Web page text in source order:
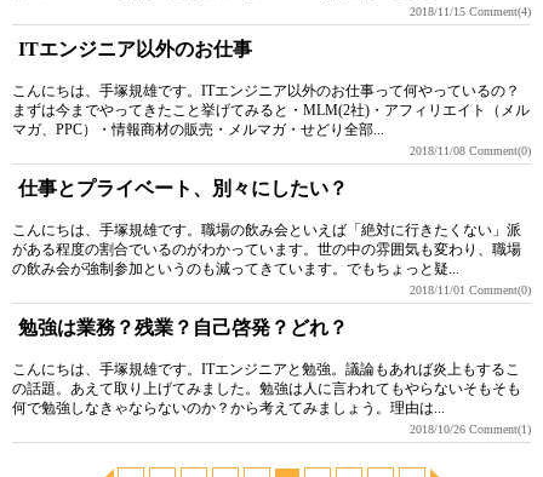
2018/11/15 Comment(4)
ITエンジニア以外のお仕事
こんにちは、手塚規雄です。ITエンジニア以外のお仕事って何やっているの？
まずは今までやってきたこと挙げてみると・MLM(2社)・アフィリエイト（メル
マガ、PPC）・情報商材の販売・メルマガ・せどり全部...
2018/11/08 Comment(0)
仕事とプライベート、別々にしたい？
こんにちは、手塚規雄です。職場の飲み会といえば「絶対に行きたくない」派
がある程度の割合でいるのがわかっています。世の中の雰囲気も変わり、職場
の飲み会が強制参加というのも減ってきています。でもちょっと疑...
2018/11/01 Comment(0)
勉強は業務？残業？自己啓発？どれ？
こんにちは、手塚規雄です。ITエンジニアと勉強。議論もあれば炎上もするこ
の話題。あえて取り上げてみました。勉強は人に言われてもやらないそもそも
何で勉強しなきゃならないのか？から考えてみましょう。理由は...
2018/10/26 Comment(1)